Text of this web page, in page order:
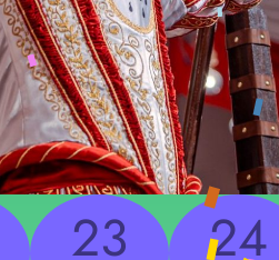
23 23